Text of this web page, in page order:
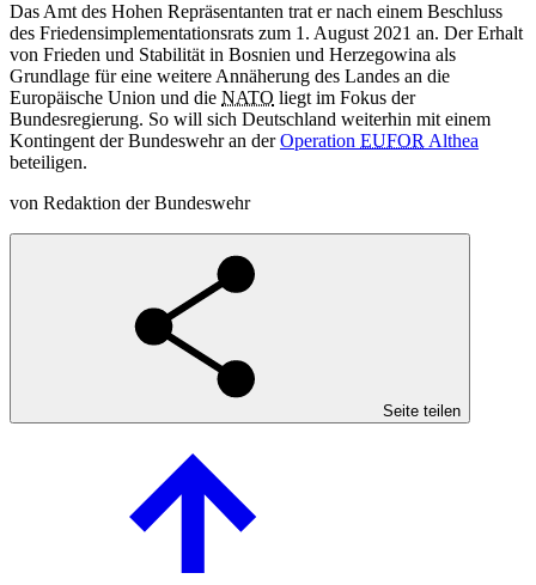
Das Amt des Hohen Repräsentanten trat er nach einem Beschluss
des Friedensimplementationsrats zum 1. August 2021 an. Der Erhalt
von Frieden und Stabilität in Bosnien und Herzegowina als
Grundlage für eine weitere Annäherung des Landes an die
Europäische Union und die NATO liegt im Fokus der
Bundesregierung. So will sich Deutschland weiterhin mit einem
Kontingent der Bundeswehr an derOperation EUFOR Althea
beteiligen.
von Redaktion der Bundeswehr
Seite teilen